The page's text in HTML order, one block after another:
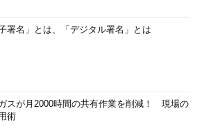
験は、これからの監査にどう生かされ
情報セキュリティ対策室 室長を務めた
後、2015年8月21日情報セキュリティ対
止策の取りまとめに当たった担当者とし
子署名」とは、「デジタル署名」とは
スが月2000時間の共有作業を削減！ 現場の
術